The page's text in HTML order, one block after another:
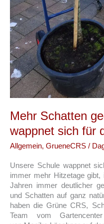
Mehr Schatten
wappnet sich für
Allgemein, GrueneCRS /
Unsere Schule wappnet
immer mehr Hitzetage
Jahren immer deutlicher
und Schatten auf ganz
haben die Grüne CRS,
Team vom